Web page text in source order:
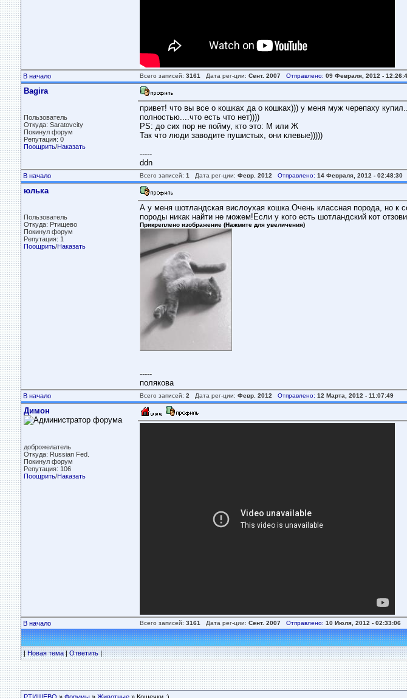
В начало Всего записей: 3161 Дата рег-ции: Сент. 2007 Отправлено: 09 Февраля, 2012 -
Bagira
Пользователь
Откуда: Saratovcity
Покинул форум
Репутация: 0
Поощрить/Наказать
привет! что вы все о кошках да о кошках))) у меня муж черепаху
полностью....что есть что нет))))
PS: до сих пор не пойму, кто это: М или Ж
Так что люди заводите пушистых, они клевые)))))
-----
ddn
В начало Всего записей: 1 Дата рег-ции: Февр. 2012 Отправлено: 14 Февраля, 2012 - 02:48:30
юлька
Пользователь
Откуда: Ртищево
Покинул форум
Репутация: 1
Поощрить/Наказать
А у меня шотландская вислоухая кошка.Очень классная порода, но к
породы никак найти не можем!Если у кого есть шотландский кот
Прикреплено изображение (Нажмите для увеличения)
-----
полякова
В начало Всего записей: 2 Дата рег-ции: Февр. 2012 Отправлено: 12 Марта, 2012 - 11:07:49
Димон
доброжелатель
Откуда: Russian Fed.
Покинул форум
Репутация: 106
Поощрить/Наказать
В начало Всего записей: 3161 Дата рег-ции: Сент. 2007 Отправлено: 10 Июля, 2012 - 02:33:06
|Новая тема|Ответить|